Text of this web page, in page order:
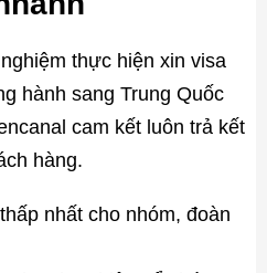
thực hiện xin visa
hành sang Trung Quốc
cam kết luôn trả kết
hàng.
nhất cho nhóm, đoàn